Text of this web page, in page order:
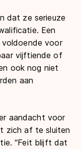
dat ze serieuze
Een
voldoende voor
vijftiende of
ook nog niet
aan
aandacht voor
zich af te sluiten
“Feit blijft dat